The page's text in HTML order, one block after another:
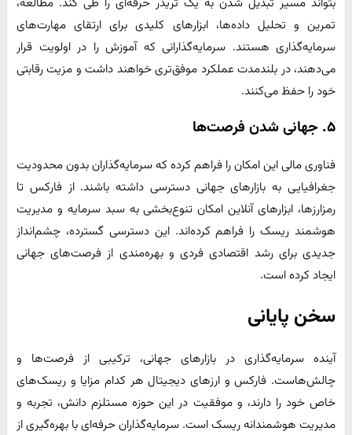
تمرین و تحلیل داده‌ها، ابزارهای کلیدی برای ارتقای مهارت‌های
سرمایه‌گذاری هستند. سرمایه‌گذارانی که آموزش را در اولویت قرار
می‌دهند، در بلندمدت عملکرد موفق‌تری خواهند داشت و مزیت رقابتی
خود را حفظ می‌کنند.
۵. جهانی شدن فرصت‌ها
فناوری مالی این امکان را فراهم کرده که سرمایه‌گذاران بدون محدودیت
جغرافیایی به بازارهای جهانی دسترسی داشته باشند. از فارکس تا
رمزارزها، ابزارهای آنلاین امکان تنوع‌بخشی به سبد سرمایه و مدیریت
هوشمند ریسک را فراهم کرده‌اند. این دسترسی گسترده، چشم‌انداز
جدیدی برای رشد اقتصادی فردی و بهره‌مندی از فرصت‌های جهانی
ایجاد کرده است.
سخن پایانی
آینده سرمایه‌گذاری در بازارهای جهانی، ترکیبی از فرصت‌ها و
چالش‌هاست. فارکس و ارزهای دیجیتال هر کدام مزایا و ریسک‌های
خاص خود را دارند، و موفقیت در این حوزه مستلزم دانش، تجربه و
مدیریت هوشمندانه ریسک است. سرمایه‌گذاران حرفه‌ای با بهره‌گیری از